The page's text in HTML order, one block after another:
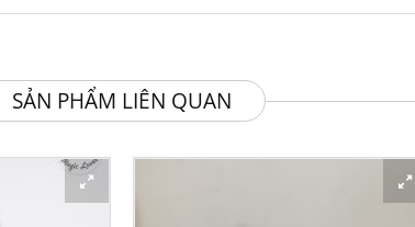
SẢN PHẨM LIÊN QUAN